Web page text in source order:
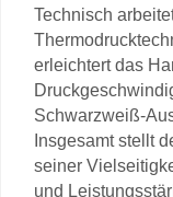
Technisch
erleichtert das
Schwarzweiß-
Insgesamt stellt
seiner
und